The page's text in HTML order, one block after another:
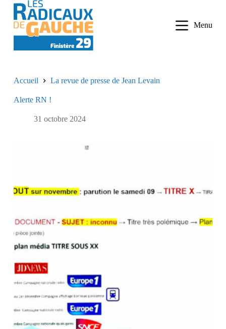
n
Menu
Accueil La revue de presse de Jean Levain
Alerte RN !
31 octobre 2024